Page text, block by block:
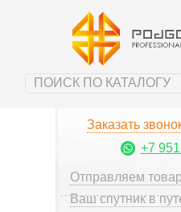
Заказать
+7
Отправляем
Ваш спутник в